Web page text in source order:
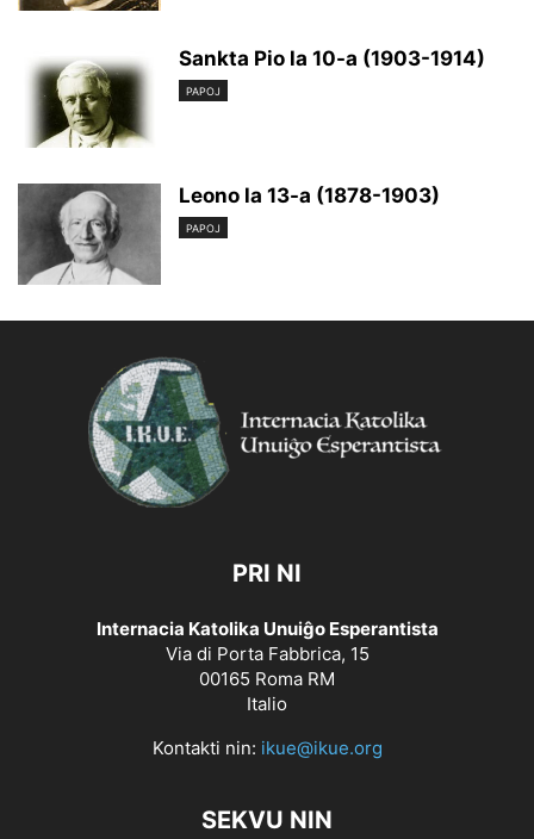
Sankta Pio la 10-a (1903-1914)
PAPOJ
Leono la 13-a (1878-1903)
PAPOJ
PRI NI
Internacia Katolika Unuiĝo Esperantista
Via di Porta Fabbrica, 15
00165 Roma RM
Italio
Kontakti nin: ikue@ikue.org
SEKVU NIN